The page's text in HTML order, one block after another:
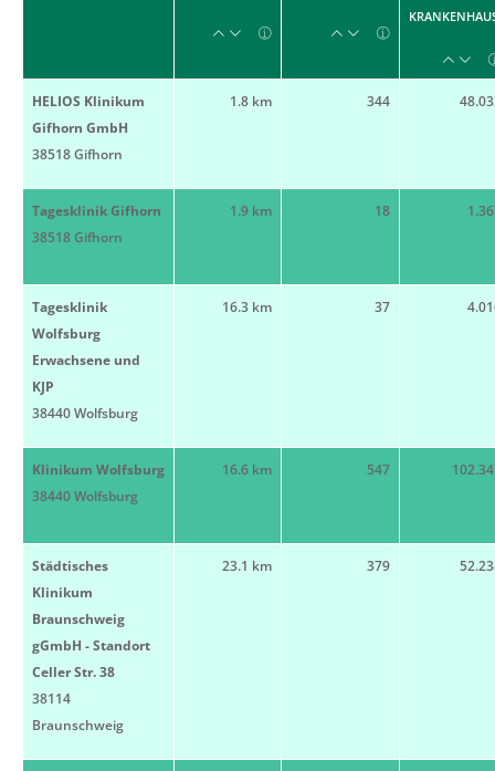
HELIOS Klinikum
Gifhorn GmbH
38518 Gifhorn
1.8 km 344
Tagesklinik Gifhorn
38518 Gifhorn
1.9 km 18
Tagesklinik
Wolfsburg
Erwachsene und
KJP
38440 Wolfsburg
16.3 km 37
Klinikum Wolfsburg
38440 Wolfsburg
16.6 km 547
Städtisches
Klinikum
Braunschweig
gGmbH - Standort
Celler Str. 38
38114
Braunschweig
23.1 km 379